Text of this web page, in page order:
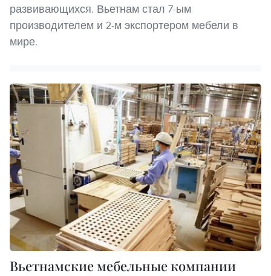
развивающихся. Вьетнам стал 7-ым
производителем и 2-м экспортером мебели в
мире.
Вьетнамские мебельные компании